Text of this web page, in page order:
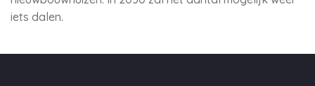
iets dalen.